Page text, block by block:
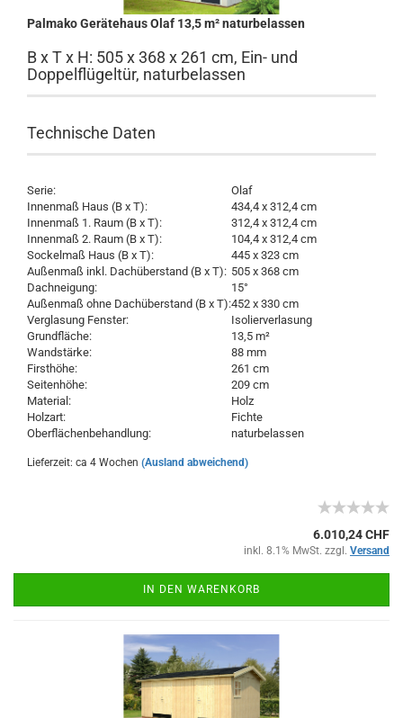
Palmako Gerätehaus Olaf 13,5 m² naturbelassen
B x T x H: 505 x 368 x 261 cm, Ein- und
Doppelflügeltür, naturbelassen
Technische Daten
Serie:
Olaf
Innenmaß Haus (B x T):
434,4 x 312,4 cm
Innenmaß 1. Raum (B x T):
312,4 x 312,4 cm
Innenmaß 2. Raum (B x T):
104,4 x 312,4 cm
Sockelmaß Haus (B x T):
445 x 323 cm
Außenmaß inkl. Dachüberstand (B x T): 505 x 368 cm
Dachneigung:
15°
Außenmaß ohne Dachüberstand (B x T):452 x 330 cm
Verglasung Fenster:
Isolierverlasung
Grundfläche:
13,5 m²
Wandstärke:
88 mm
Firsthöhe:
261 cm
Seitenhöhe:
209 cm
Material:
Holz
Holzart:
Fichte
Oberflächenbehandlung:
naturbelassen
Lieferzeit: ca 4 Wochen (Ausland abweichend)
6.010,24 CHF
inkl. 8.1% MwSt. zzgl. Versand
IN DEN WARENKORB